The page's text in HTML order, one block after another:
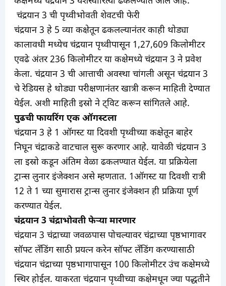
चंद्रयान 3 ची पृथ्वीभोवती शेवटची फेरी
चंद्रयान 3 हे 5 व्या कक्षेतून ढकलल्यानंतर काही थोड्या
कालावधी मध्येच चंद्रयान पृथ्वीपासून 1,27,609 किलोमीटर
एवढे अंतर 236 किलोमीटर या कक्षेमध्ये चंद्रयान 3 ने प्रवेश
केला. चंद्रयान 3 ची आत्ताची अवस्था चांगली असून चंद्रयान 3
चे रेडियस हे थोड्या परीक्षणानंतर खात्री करून माहिती देण्यात
येईल. अशी माहिती इस्रो ने ट्विट करून सांगितले आहे.
पुढची फायरिंग एक ऑगस्टला
चंद्रयान 3 हे 1 ऑगस्ट या दिवशी पृथ्वीच्या कक्षेतून बाहेर
निघून चंद्राकडे वाटचाल सुरू करणार आहे. यावेळी चंद्रयान 3
ला इस्रो कडून अंतिम वेळा ढकलण्यात येईल. या प्रक्रियेला
ट्रान्स लुनार इंजेक्शन असे म्हणतात. 1ऑगस्ट या दिवशी रात्री
12 ते 1 च्या सुमारास ट्रान्स लुनार इंजेक्शन ही प्रक्रिया पूर्ण
करण्यात येईल.
चंद्रयान 3 चंद्राभोवती फेऱ्या मारणार
चंद्रयान 3 चंद्राच्या जवळपास पोचल्यावर चंद्राच्या पृष्ठभागावर
सॉफ्ट लँडिंग साठी प्रयत्न करेन सॉफ्ट लँडिंग करण्यासाठी
चंद्रयान चंद्राच्या पृष्ठभागापासून 100 किलोमीटर उंच कक्षेमध्ये
स्थिर होईल. याकरता चंद्रयान पृथ्वीच्या कक्षेमधून ज्या पद्धतीने